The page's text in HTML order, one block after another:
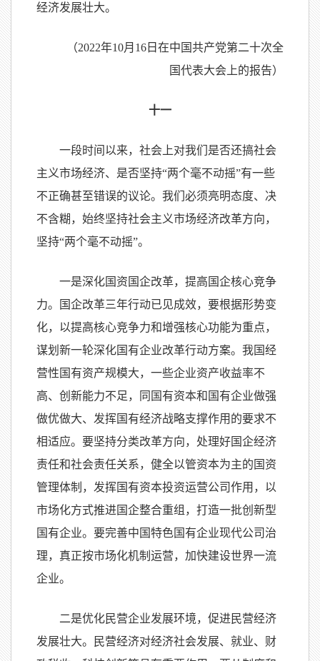
经济发展壮大。
（2022年10月16日在中国共产党第二十次全
国代表大会上的报告）
十一
一段时间以来，社会上对我们是否还搞社会
主义市场经济、是否坚持“两个毫不动摇”有一些
不正确甚至错误的议论。我们必须亮明态度、决
不含糊，始终坚持社会主义市场经济改革方向，
坚持“两个毫不动摇”。
一是深化国资国企改革，提高国企核心竞争
力。国企改革三年行动已见成效，要根据形势变
化，以提高核心竞争力和增强核心功能为重点，
谋划新一轮深化国有企业改革行动方案。我国经
营性国有资产规模大，一些企业资产收益率不
高、创新能力不足，同国有资本和国有企业做强
做优做大、发挥国有经济战略支撑作用的要求不
相适应。要坚持分类改革方向，处理好国企经济
责任和社会责任关系，健全以管资本为主的国资
管理体制，发挥国有资本投资运营公司作用，以
市场化方式推进国企整合重组，打造一批创新型
国有企业。要完善中国特色国有企业现代公司治
理，真正按市场化机制运营，加快建设世界一流
企业。
二是优化民营企业发展环境，促进民营经济
发展壮大。民营经济对经济社会发展、就业、财